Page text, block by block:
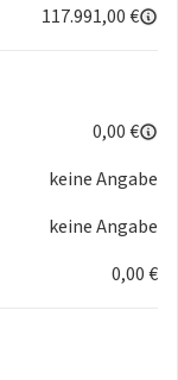
Tether für die
Blinklicht
117.991,00 €
0,00 €
keine Angabe
keine Angabe
0,00 €